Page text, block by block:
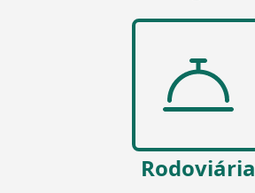
Rodoviária